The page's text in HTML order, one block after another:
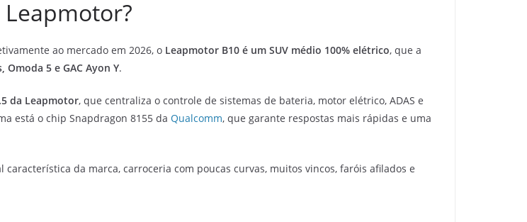
Leapmotor?
ao mercado em 2026, o Leapmotor B10 é um SUV médio 100% elétrico, que a
Omoda 5 e GAC Ayon Y.
da Leapmotor, que centraliza o controle de sistemas de bateria, motor elétrico, ADAS e
está o chip Snapdragon 8155 da Qualcomm, que garante respostas mais rápidas e uma
característica da marca, carroceria com poucas curvas, muitos vincos, faróis afilados e